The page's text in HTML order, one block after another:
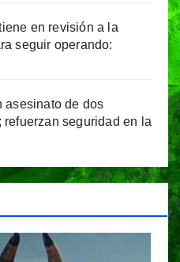
en revisión a la
seguir operando:
asesinato de dos
seguridad en la